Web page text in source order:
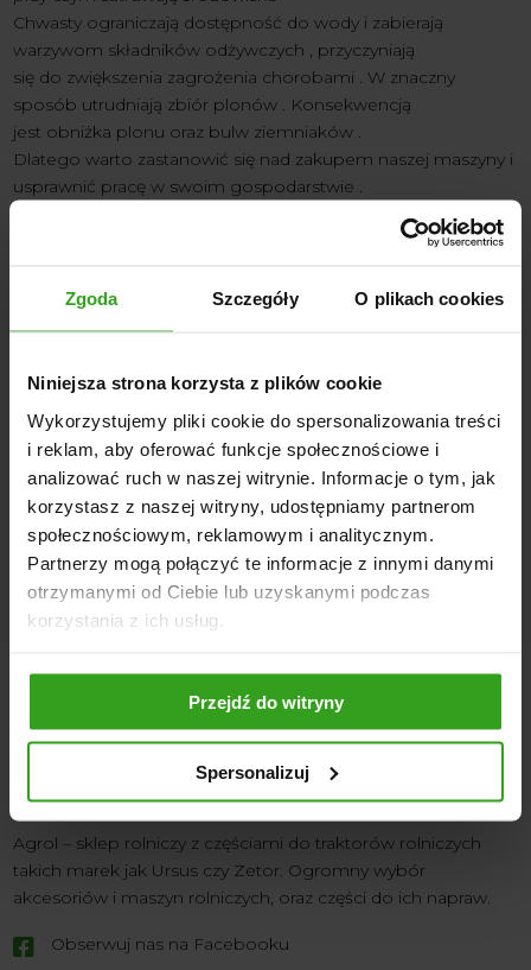
Zgoda Szczegóły O plikach cookies
Niniejsza strona korzysta z plików cookie
Wykorzystujemy pliki cookie do spersonalizowania treści
i reklam, aby oferować funkcje społecznościowe i
analizować ruch w naszej witrynie. Informacje o tym, jak
korzystasz z naszej witryny, udostępniamy partnerom
społecznościowym, reklamowym i analitycznym.
Partnerzy mogą połączyć te informacje z innymi danymi
otrzymanymi od Ciebie lub uzyskanymi podczas
korzystania z ich usług.
Przejdź do witryny
Spersonalizuj
Chwasty ograniczają dostępność do wody i zabierają
warzywom składników odżywczych , przyczyniają
się do zwiększenia zagrożenia chorobami . W znaczny
sposób utrudniają zbiór plonów . Konsekwencją
jest obniżka plonu oraz bulw ziemniaków .
Dlatego warto zastanowić się nad zakupem naszej maszyny i
usprawnić pracę w swoim gospodarstwie .
Mam nadzieję , że argumenty użyte powyżej , są dość
wybrać .
Najczęściej wybierane wśród klientów są Firmy Demarol :
-liczba obsypników 3 szt
szerokość uprawianych międzyrzędzi 750
– głębokość robocza 70, 100
←Zastanawiasz się nad zakupem Chwastownika?
Podpowiadamy jaki wybrać
Jaki osprzęt wybrać do ładowaczy?
Agrol – sklep rolniczy z częściami do traktorów rolniczych
takich marek jak Ursus czy Zetor. Ogromny wybór
akcesoriów i maszyn rolniczych, oraz części do ich napraw.
 Obserwuj nas na Facebooku